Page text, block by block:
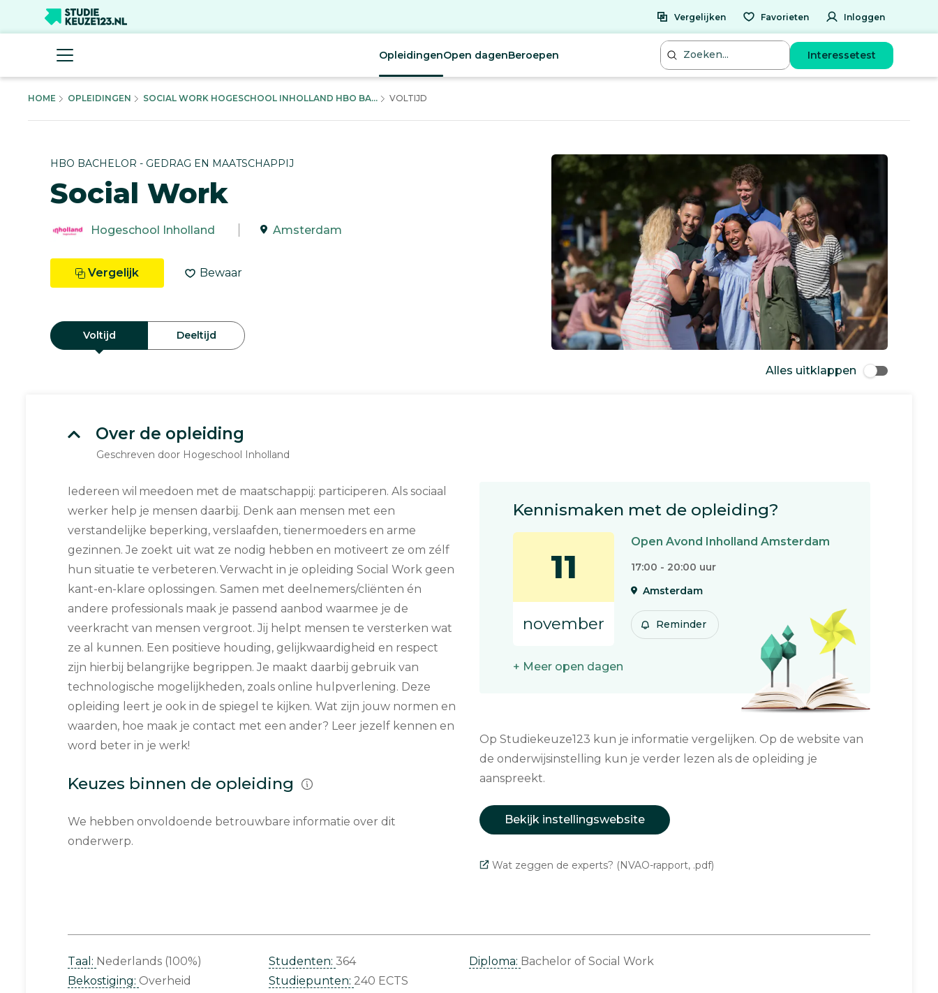
Vergelijken Favorieten Inloggen
OpleidingenOpen dagenBeroepen Interessetest
HOME OPLEIDINGEN SOCIAL WORK HOGESCHOOL INHOLLAND HBO BA... VOLTIJD
HBO BACHELOR - GEDRAG EN MAATSCHAPPIJ
Social Work
Hogeschool Inholland Amsterdam
Vergelijk Bewaar
Voltijd Deeltijd
Alles uitklappen
Over de opleiding
Geschreven door Hogeschool Inholland
Iedereen wil meedoen met de maatschappij: participeren. Als sociaal
werker help je mensen daarbij. Denk aan mensen met een
verstandelijke beperking, verslaafden, tienermoeders en arme
gezinnen. Je zoekt uit wat ze nodig hebben en motiveert ze om zélf
hun situatie te verbeteren. Verwacht in je opleiding Social Work geen
kant-en-klare oplossingen. Samen met deelnemers/cliënten én
andere professionals maak je passend aanbod waarmee je de
veerkracht van mensen vergroot. Jij helpt mensen te versterken wat
ze al kunnen. Een positieve houding, gelijkwaardigheid en respect
zijn hierbij belangrijke begrippen. Je maakt daarbij gebruik van
technologische mogelijkheden, zoals online hulpverlening. Deze
opleiding leert je ook in de spiegel te kijken. Wat zijn jouw normen en
waarden, hoe maak je contact met een ander? Leer jezelf kennen en
word beter in je werk!
Keuzes binnen de opleiding
We hebben onvoldoende betrouwbare informatie over dit
onderwerp.
Kennismaken met de opleiding?
11
november
Open Avond Inholland Amsterdam
17:00 - 20:00 uur
Amsterdam
Reminder
+ Meer open dagen
Op Studiekeuze123 kun je informatie vergelijken. Op de website van
de onderwijsinstelling kun je verder lezen als de opleiding je
aanspreekt.
Bekijk instellingswebsite
Wat zeggen de experts? (NVAO-rapport, .pdf)
Taal: Nederlands (100%)
Bekostiging: Overheid
Studenten: 364
Studiepunten: 240 ECTS
Diploma: Bachelor of Social Work